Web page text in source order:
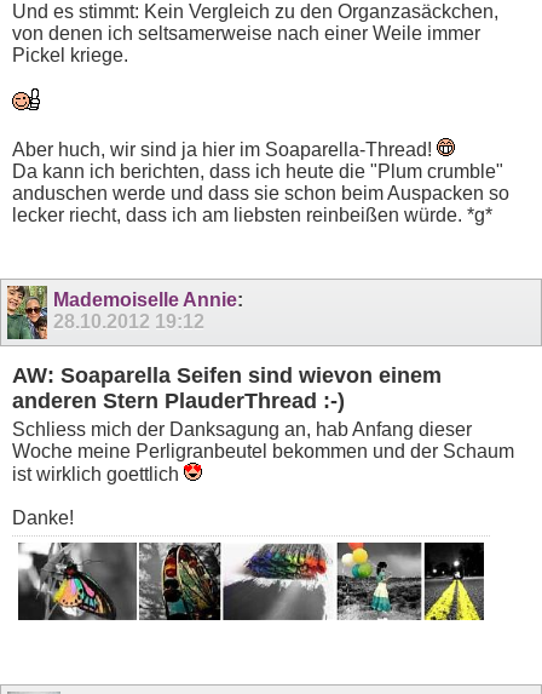
Und es stimmt: Kein Vergleich zu den Organzasäckchen,
von denen ich seltsamerweise nach einer Weile immer
Pickel kriege.
Aber huch, wir sind ja hier im Soaparella-Thread!
Da kann ich berichten, dass ich heute die "Plum crumble"
anduschen werde und dass sie schon beim Auspacken so
lecker riecht, dass ich am liebsten reinbeißen würde. *g*
Mademoiselle Annie:
28.10.2012 19:12
AW: Soaparella Seifen sind wievon einem
anderen Stern PlauderThread :-)
Schliess mich der Danksagung an, hab Anfang dieser
Woche meine Perligranbeutel bekommen und der Schaum
ist wirklich goettlich
Danke!